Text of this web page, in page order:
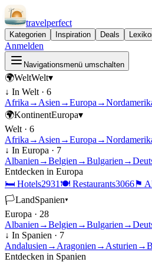
travelperfect
Kategorien Inspiration Deals
Anmelden
Navigationsmenü umschalten
🌍WeltWelt▾
↓ In Welt · 6
Afrika → Asien →Europa →
🌍KontinentEuropa▾
Welt · 6
Afrika → Asien →Europa →
↓ In Europa · 7
Albanien →Belgien →Bulgarien →
Entdecken in Europa
🛏 Hotels2931 🍽 Restaurants3066⚑
🏳LandSpanien▾
Europa · 28
Albanien →Belgien →Bulgarien →
↓ In Spanien · 7
Andalusien → Aragonien → Asturien →
Entdecken in Spanien